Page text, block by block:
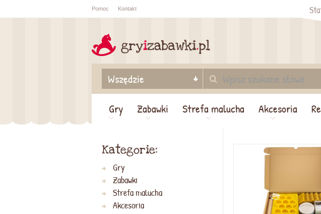
Sprawdź status
Pomoc Kontakt
Gry
Zabawki Strefa malucha Akcesoria
Kategorie:
Gry
Zabawki
Strefa malucha
Akcesoria